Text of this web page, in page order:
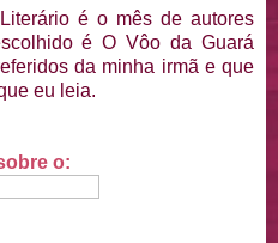
é o mês de autores
é O Vôo da Guará
da minha irmã e que
eu leia.
o: